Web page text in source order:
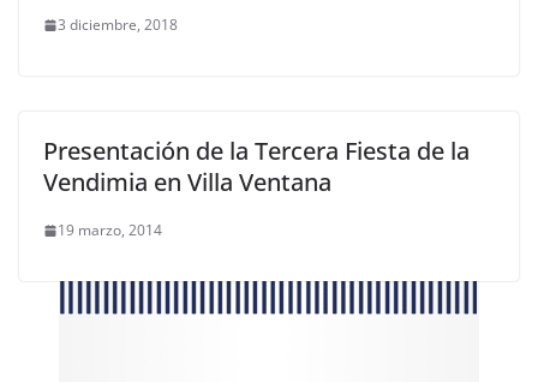
3 diciembre, 2018
Presentación de la Tercera Fiesta de la
Vendimia en Villa Ventana
19 marzo, 2014